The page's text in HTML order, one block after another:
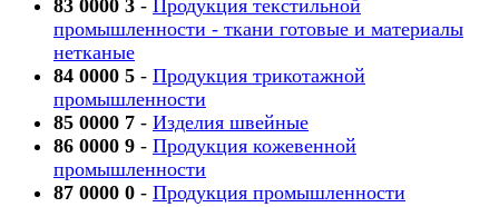
83 0000 3 - Продукция текстильной
промышленности - ткани готовые и материалы
нетканые
84 0000 5 - Продукция трикотажной
промышленности
85 0000 7 - Изделия швейные
86 0000 9 - Продукция кожевенной
промышленности
87 0000 0 - Продукция промышленности